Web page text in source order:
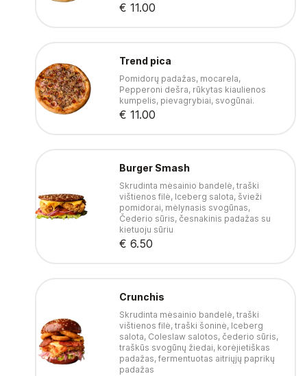
€ 11.00
Trend pica
Pomidorų padažas, mocarela,
Pepperoni dešra, rūkytas kiaulienos
kumpelis, pievagrybiai, svogūnai.
€ 11.00
Burger Smash
Skrudinta mėsainio bandelė, traški
vištienos filė, Iceberg salota, švieži
pomidorai, mėlynasis svogūnas,
Čederio sūris, česnakinis padažas su
kietuoju sūriu
€ 6.50
Crunchis
Skrudinta mėsainio bandelė, traški
vištienos filė, traški šoninė, Iceberg
salota, Coleslaw salotos, čederio sūris,
traškūs svogūnų žiedai, korėjietiškas
padažas, fermentuotas aitriųjų paprikų
padažas